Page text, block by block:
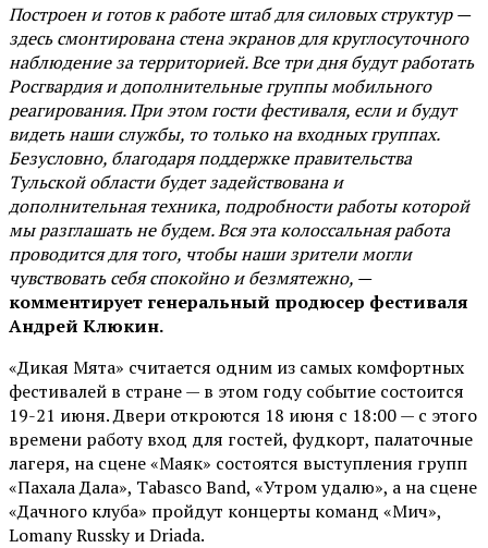
Построен и готов к работе штаб для силовых структур —
здесь смонтирована стена экранов для круглосуточного
наблюдение за территорией. Все три дня будут работать
Росгвардия и дополнительные группы мобильного
реагирования. При этом гости фестиваля, если и будут
видеть наши службы, то только на входных группах.
Безусловно, благодаря поддержке правительства
Тульской области будет задействована и
дополнительная техника, подробности работы которой
мы разглашать не будем. Вся эта колоссальная работа
проводится для того, чтобы наши зрители могли
чувствовать себя спокойно и безмятежно, —
комментирует генеральный продюсер фестиваля
Андрей Клюкин.
«Дикая Мята» считается одним из самых комфортных
фестивалей в стране — в этом году событие состоится
19-21 июня. Двери откроются 18 июня с 18:00 — с этого
времени работу вход для гостей, фудкорт, палаточные
лагеря, на сцене «Маяк» состоятся выступления групп
«Пахала Дала», Tabasco Band, «Утром удалю», а на сцене
«Дачного клуба» пройдут концерты команд «Мич»,
Lomany Russky и Driada.